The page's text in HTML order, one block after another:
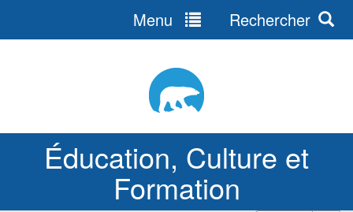
Éducation, Culture et
Formation
Menu Rechercher